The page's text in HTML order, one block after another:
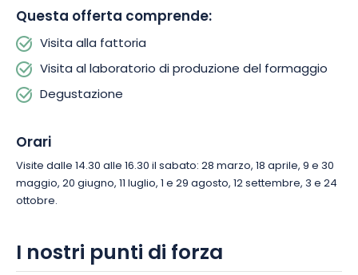
vivete un’autentica immersione nel mondo dell’agricoltura.
Questa offerta comprende:
Visita alla fattoria
Visita al laboratorio di produzione del formaggio
Degustazione
Orari
Visite dalle 14.30 alle 16.30 il sabato: 28 marzo, 18 aprile, 9 e 30
maggio, 20 giugno, 11 luglio, 1 e 29 agosto, 12 settembre, 3 e 24
ottobre.
I nostri punti di forza